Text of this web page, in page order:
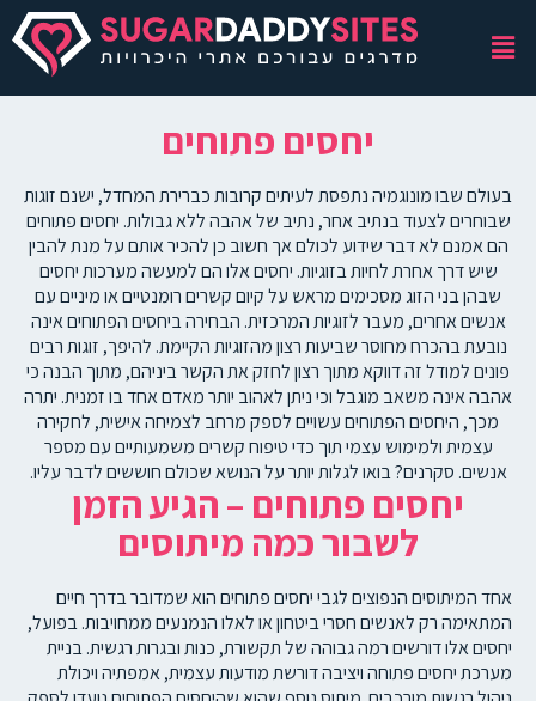
יחסים פתוחים
בעולם שבו מונוגמיה נתפסת לעיתים קרובות כברירת המחדל, ישנם זוגות
שבוחרים לצעוד בנתיב אחר, נתיב של אהבה ללא גבולות. יחסים פתוחים
הם אמנם לא דבר שידוע לכולם אך חשוב כן להכיר אותם על מנת להבין
שיש דרך אחרת לחיות בזוגיות. יחסים אלו הם למעשה מערכות יחסים
שבהן בני הזוג מסכימים מראש על קיום קשרים רומנטיים או מיניים עם
אנשים אחרים, מעבר לזוגיות המרכזית. הבחירה ביחסים הפתוחים אינה
נובעת בהכרח מחוסר שביעות רצון מהזוגיות הקיימת. להיפך, זוגות רבים
פונים למודל זה דווקא מתוך רצון לחזק את הקשר ביניהם, מתוך הבנה כי
אהבה אינה משאב מוגבל וכי ניתן לאהוב יותר מאדם אחד בו זמנית. יתרה
מכך, היחסים הפתוחים עשויים לספק מרחב לצמיחה אישית, לחקירה
עצמית ולמימוש עצמי תוך כדי טיפוח קשרים משמעותיים עם מספר
אנשים. סקרנים? בואו לגלות יותר על הנושא שכולם חוששים לדבר עליו.
יחסים פתוחים – הגיע הזמן
לשבור כמה מיתוסים
אחד המיתוסים הנפוצים לגבי יחסים פתוחים הוא שמדובר בדרך חיים
המתאימה רק לאנשים חסרי ביטחון או לאלו הנמנעים ממחויבות. בפועל,
יחסים אלו דורשים רמה גבוהה של תקשורת, כנות ובגרות רגשית. בניית
מערכת יחסים פתוחה ויציבה דורשת מודעות עצמית, אמפתיה ויכולת